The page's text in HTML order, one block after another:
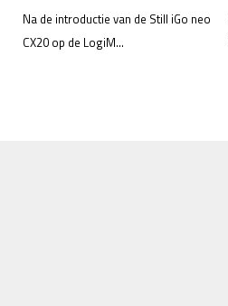
Na de introductie van de Still iGo neo
CX20 op de LogiM...